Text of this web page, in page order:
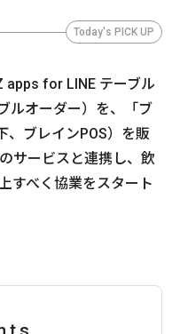
Today's PICK UP
apps for LINE テーブル
ルオーダー）を、「ブ
、ブレインPOS）を販
サービスと連携し、飲
すべく協業をスタート